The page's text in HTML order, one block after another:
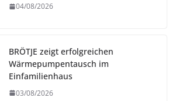
04/08/2026
BRÖTJE zeigt erfolgreichen
Wärmepumpentausch im
Einfamilienhaus
03/08/2026